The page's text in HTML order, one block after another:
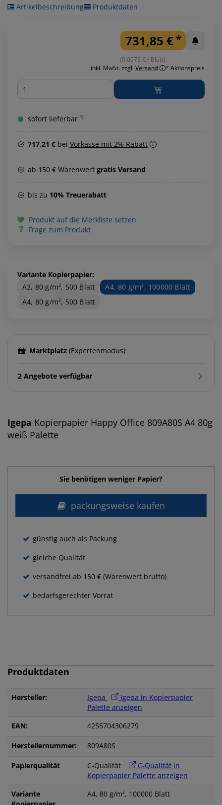
Artikelbeschreibung
Produktdaten
731,85 €*
(0.0073 € / Blatt)
inkl. MwSt. zzgl. Versand
* Aktionspreis
Menge
sofort lieferbar ¹⁾
717,21 €bei Vorkasse mit 2% Rabatt
ab 150 € Warenwert gratis Versand
bis zu 10% Treuerabatt
Produkt auf die Merkliste setzen
Frage zum Produkt
Variante Kopierpapier:
A3, 80 g/m², 500 Blatt
A4, 80 g/m², 100000 Blatt
A4, 80 g/m², 500 Blatt
Marktplatz(Expertenmodus)
2 Angebote verfügbar
Igepa Kopierpapier Happy Office 809A80S A4 80g
weiß Palette
Sie benötigen weniger Papier?
packungsweise kaufen
günstig auch als Packung
gleiche Qualität
versandfrei ab 150 € (Warenwert brutto)
bedarfsgerechter Vorrat
Produktdaten
Hersteller: Igepa
Igepa in Kopierpapier
Palette anzeigen
EAN:
4255704306279
Herstellernummer: 809A80S
Papierqualität C-Qualität
C-Qualität in
Kopierpapier Palette anzeigen
Variante
A4, 80 g/m², 100000 Blatt